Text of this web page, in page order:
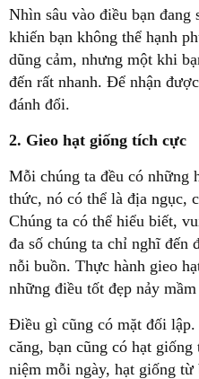
Nhìn sâu vào điều bạn
khiến bạn không thể hạnh
dũng cảm, nhưng một khi
đến rất nhanh. Để nhận
đánh đổi.
2. Gieo hạt giống tích cực
Mỗi chúng ta đều có những
thức, nó có thể là địa ngục,
Chúng ta có thể hiểu biết,
đa số chúng ta chỉ nghĩ đến
nỗi buồn. Thực hành gieo
những điều tốt đẹp nảy
Điều gì cũng có mặt đối
căng, bạn cũng có hạt
niệm mỗi ngày, hạt giống từ